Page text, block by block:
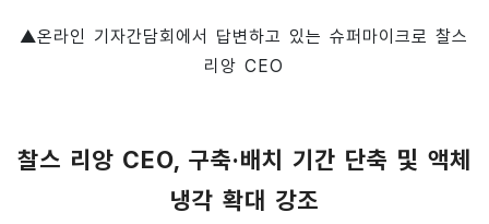
▲온라인 기자간담회에서 답변하고 있는 슈퍼마이크로 찰스
리앙 CEO
찰스 리앙 CEO, 구축·배치 기간 단축 및 액체
냉각 확대 강조